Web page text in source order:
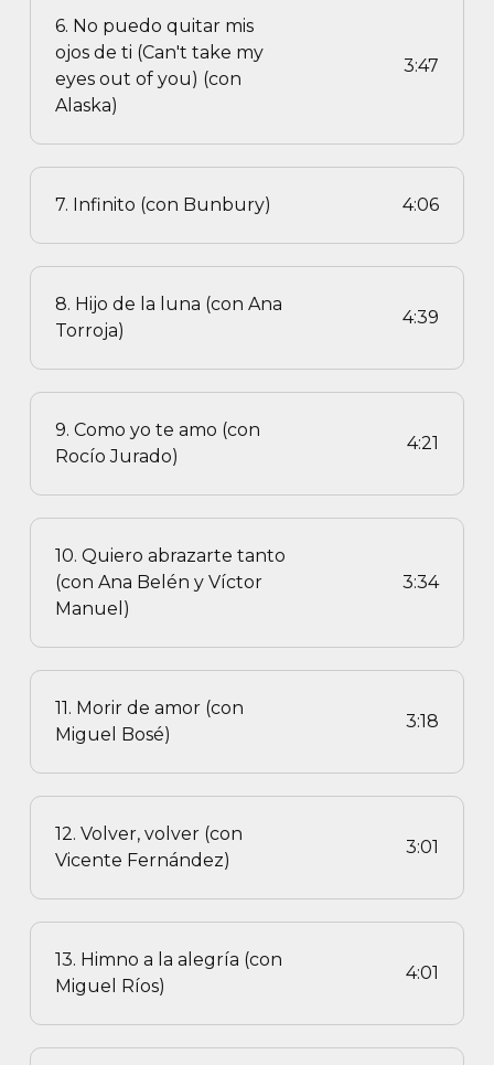
6. No puedo quitar mis
ojos de ti (Can't take my
eyes out of you) (con
Alaska)
3:47
7. Infinito (con Bunbury) 4:06
8. Hijo de la luna (con Ana
Torroja)
4:39
9. Como yo te amo (con
Rocío Jurado)
4:21
10. Quiero abrazarte tanto
(con Ana Belén y Víctor
Manuel)
3:34
11. Morir de amor (con
Miguel Bosé)
3:18
12. Volver, volver (con
Vicente Fernández)
3:01
13. Himno a la alegría (con
Miguel Ríos)
4:01